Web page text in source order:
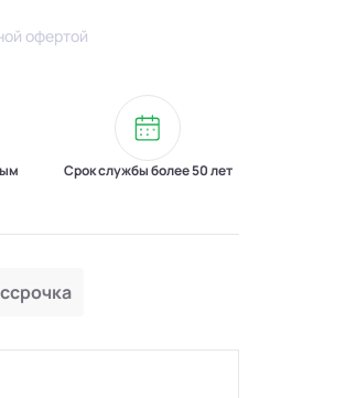
офертой
Срок службы более 50 лет